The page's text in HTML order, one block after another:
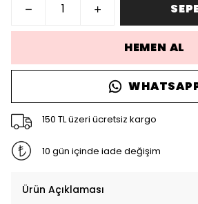
HEMEN AL
150 TL üzeri ücretsiz kargo
10 gün içinde iade değişim
Ürün Açıklaması